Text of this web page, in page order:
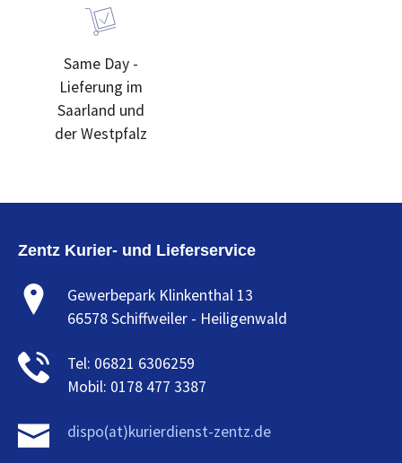
Same Day -
Lieferung im
Saarland und
der Westpfalz
Zentz Kurier- und Lieferservice
Gewerbepark Klinkenthal 13
66578 Schiffweiler - Heiligenwald
Tel: 06821 6306259
Mobil: 0178 477 3387
dispo(at)kurierdienst-zentz.de